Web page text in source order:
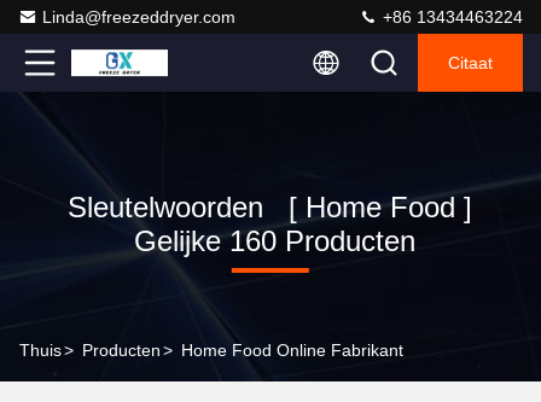
Linda@freezeddryer.com +86 13434463224
Citaat
Sleutelwoorden [ Home Food ]
Gelijke 160 Producten
Thuis> Producten> Home Food Online Fabrikant